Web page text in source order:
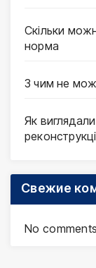
Скільки
норма
З чим не
Як виглядали
Свежие
No